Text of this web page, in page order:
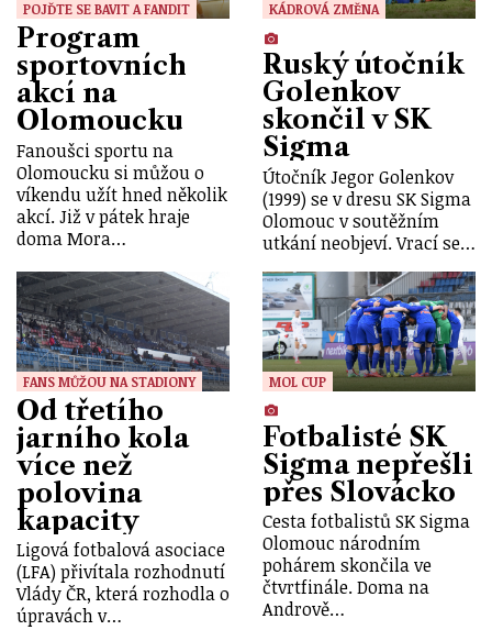
POJĎTE SE BAVIT A FANDIT
Program
sportovních
akcí na
Olomoucku
Fanoušci sportu na
Olomoucku si můžou o
víkendu užít hned několik
akcí. Již v pátek hraje
doma Mora…
KÁDROVÁ ZMĚNA
Ruský útočník
Golenkov
skončil v SK
Sigma
Útočník Jegor Golenkov
(1999) se v dresu SK Sigma
Olomouc v soutěžním
utkání neobjeví. Vrací se…
FANS MŮŽOU NA STADIONY
Od třetího
jarního kola
více než
polovina
kapacity
Ligová fotbalová asociace
(LFA) přivítala rozhodnutí
Vlády ČR, která rozhodla o
úpravách v…
MOL CUP
Fotbalisté SK
Sigma nepřešli
přes Slovácko
Cesta fotbalistů SK Sigma
Olomouc národním
pohárem skončila ve
čtvrtfinále. Doma na
Andrově…